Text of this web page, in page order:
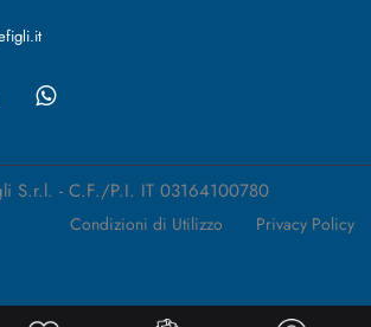
S.r.l. - C.F./P.I. IT 03164100780
Condizioni di Utilizzo Privacy Policy